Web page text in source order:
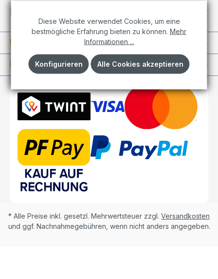
Individuelle Projekte
Informationen
Kundenkonto
* Alle Preise inkl. gesetzl. Mehrwertsteuer zzgl. Versandkosten
und ggf. Nachnahmegebühren, wenn nicht anders angegeben.
Diese Website verwendet Cookies, um eine
bestmögliche Erfahrung bieten zu können. Mehr
Informationen ...
Konfigurieren Alle Cookies akzeptieren